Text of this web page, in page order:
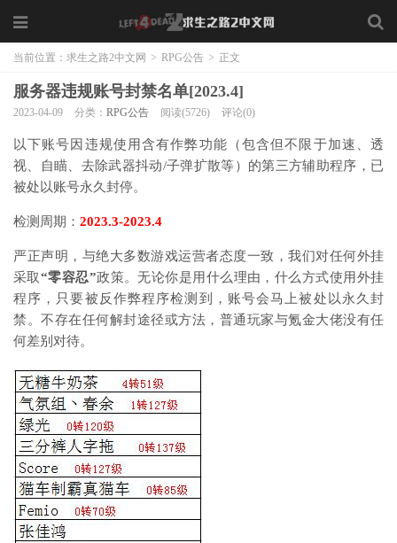
当前位置： 求生之路2中文网 > RPG公告 > 正文
服务器违规账号封禁名单[2023.4]
2023-04-09 分类： RPG公告 阅读(5726) 评论(0)
以下账号因违规使用含有作弊功能（包含但不限于加速、透
视、自瞄、去除武器抖动/子弹扩散等）的第三方辅助程序，已
被处以账号永久封停。
检测周期： 2023.3-2023.4
严正声明，与绝大多数游戏运营者态度一致，我们对任何外挂
采取“零容忍”政策。无论你是用什么理由，什么方式使用外挂
程序，只要被反作弊程序检测到，账号会马上被处以永久封
禁。不存在任何解封途径或方法，普通玩家与氪金大佬没有任
何差别对待。